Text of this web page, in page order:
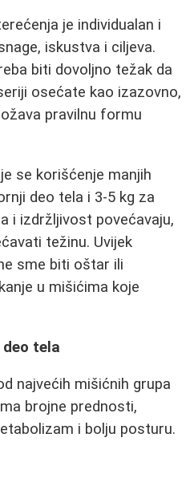
je individualan i
iskustva i ciljeva.
biti dovoljno težak da
osećate kao izazovno,
pravilnu formu
se korišćenje manjih
deo tela i 3-5 kg za
i izdržljivost povećavaju,
težinu. Uvijek
sme biti oštar ili
u mišićima koje
tela
najvećih mišićnih grupa
brojne prednosti,
i bolju posturu.